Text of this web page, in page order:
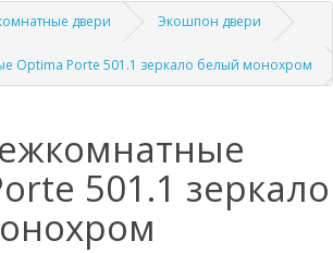
двери
Экошпон двери
Optima Porte 501.1 зеркало белый монохром
501.1 зеркало